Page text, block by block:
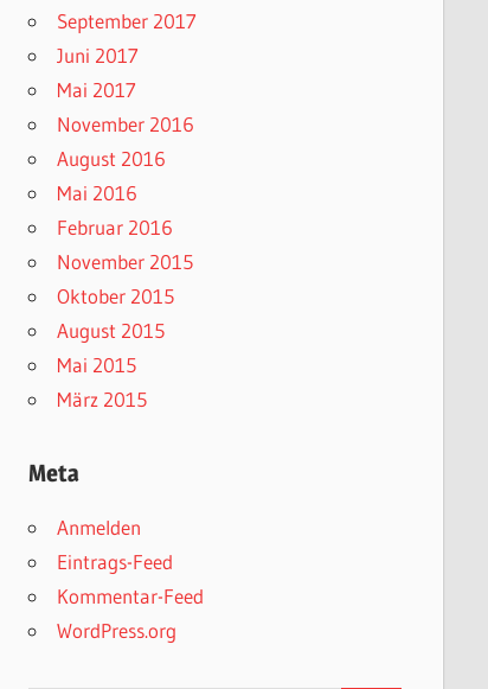
September 2017
Juni 2017
Mai 2017
November 2016
August 2016
Mai 2016
Februar 2016
November 2015
Oktober 2015
August 2015
Mai 2015
März 2015
Meta
Anmelden
Eintrags-Feed
Kommentar-Feed
WordPress.org